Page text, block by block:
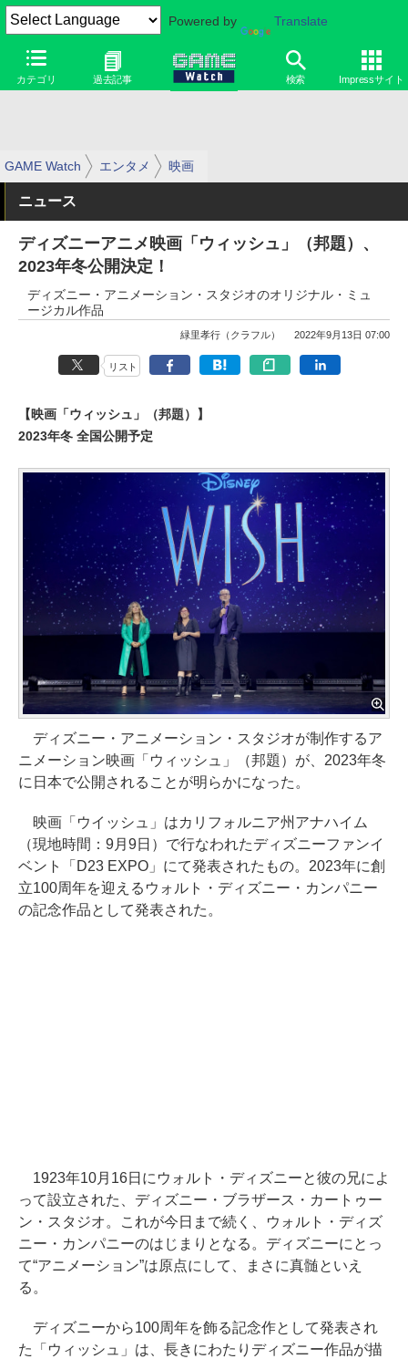
Powered by Translate
カテゴリ 過去記事 検索 Impressサイト
GAME Watch エンタメ 映画
ニュース
ディズニーアニメ映画「ウィッシュ」（邦題）、
2023年冬公開決定！
ディズニー・アニメーション・スタジオのオリジナル・ミュ
ージカル作品
緑里孝行（クラフル） 2022年9月13日 07:00
リスト
【映画「ウィッシュ」（邦題）】
2023年冬 全国公開予定
ディズニー・アニメーション・スタジオが制作するア
ニメーション映画「ウィッシュ」（邦題）が、2023年冬
に日本で公開されることが明らかになった。
映画「ウイッシュ」はカリフォルニア州アナハイム
（現地時間：9月9日）で行なわれたディズニーファンイ
ベント「D23 EXPO」にて発表されたもの。2023年に創
立100周年を迎えるウォルト・ディズニー・カンパニー
の記念作品として発表された。
1923年10月16日にウォルト・ディズニーと彼の兄によ
って設立された、ディズニー・ブラザース・カートゥー
ン・スタジオ。これが今日まで続く、ウォルト・ディズ
ニー・カンパニーのはじまりとなる。ディズニーにとっ
て“アニメーション”は原点にして、まさに真髄といえ
る。
ディズニーから100周年を飾る記念作として発表され
た「ウィッシュ」は、長きにわたりディズニー作品が描